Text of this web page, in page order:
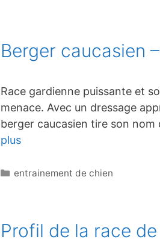
Berger caucasien
Race gardienne puissante et
menace. Avec un dressage
berger caucasien tire son nom
plus
Catégories
entrainement de chien
Profil de la race